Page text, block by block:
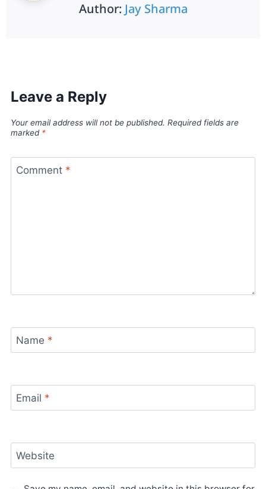
Author: Jay Sharma
Leave a Reply
Your email address will not be published. Required fields are
marked *
Comment *
Name *
Email *
Website